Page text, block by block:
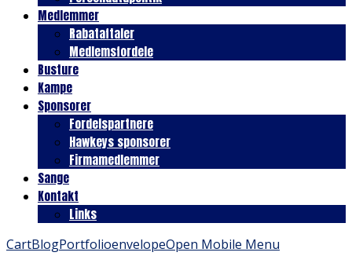
Medlemmer
Rabataftaler
Medlemsfordele
Busture
Kampe
Sponsorer
Fordelspartnere
Hawkeys sponsorer
Firmamedlemmer
Sange
Kontakt
Links
CartBlogPortfolioenvelopeOpen Mobile Menu